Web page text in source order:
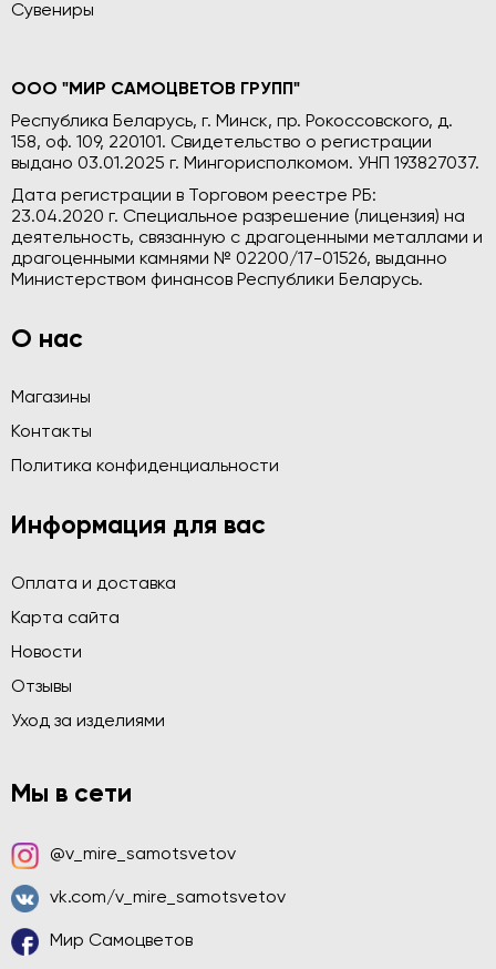
Сувениры
ООО "МИР САМОЦВЕТОВ ГРУПП"
Республика Беларусь, г. Минск, пр. Рокоссовского, д.
158, оф. 109, 220101. Свидетельство о регистрации
выдано 03.01.2025 г. Мингорисполкомом. УНП 193827037.
Дата регистрации в Торговом реестре РБ:
23.04.2020 г. Специальное разрешение (лицензия) на
деятельность, связанную с драгоценными металлами и
драгоценными камнями № 02200/17-01526, выданно
Министерством финансов Республики Беларусь.
О нас
Магазины
Контакты
Политика конфиденциальности
Информация для вас
Оплата и доставка
Карта сайта
Новости
Отзывы
Уход за изделиями
Мы в сети
@v_mire_samotsvetov
vk.com/v_mire_samotsvetov
Мир Самоцветов